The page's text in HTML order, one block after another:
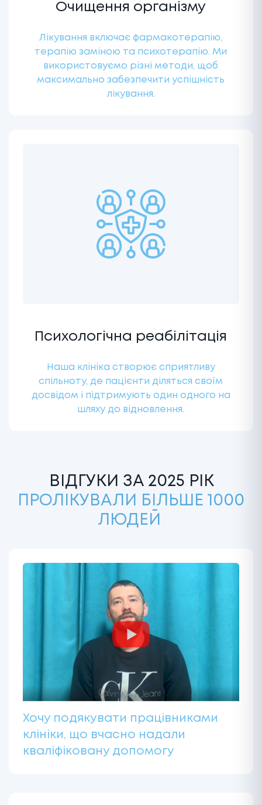
Очищення організму
Лікування включає фармакотерапію,
терапію заміною та психотерапію. Ми
використовуємо різні методи, щоб
максимально забезпечити успішність
лікування.
Психологічна реабілітація
Наша клініка створює сприятливу
спільноту, де пацієнти діляться своїм
досвідом і підтримують один одного на
шляху до відновлення.
ВІДГУКИ ЗА 2025 РІК
ПРОЛІКУВАЛИ БІЛЬШЕ 1000
ЛЮДЕЙ
Хочу подякувати працівниками
клініки, що вчасно надали
кваліфіковану допомогу